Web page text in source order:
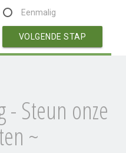
Eenmalig
VOLGENDE STAP
Steun onze
~